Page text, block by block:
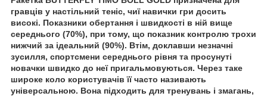
гравців у настільний теніс, чиї навички гри досить
високі. Показники обертання і швидкості в ній вище
середнього (70%), при тому, що показник контролю трохи
нижчий за ідеальний (90%). Втім, доклавши незначні
зусилля, спортсмени середнього рівня та просунуті
новачки швидко до неї пригальмовуються. Через таке
широке коло користувачів її часто називають
універсальною. Вона підходить для тренувань і змагань,